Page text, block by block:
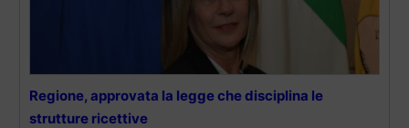
Regione, approvata la legge che disciplina le
strutture ricettive